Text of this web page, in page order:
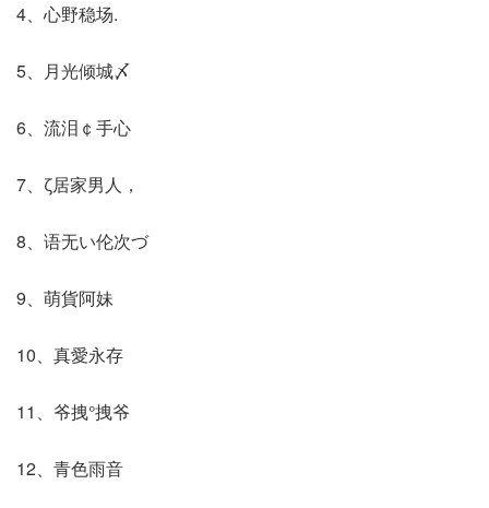
4、心野稳场.
5、月光倾城〆
6、流泪￠手心
7、ζ居家男人，
8、语无い伦次づ
9、萌貨阿妹
10、真愛永存
11、爷拽°拽爷
12、青色雨音